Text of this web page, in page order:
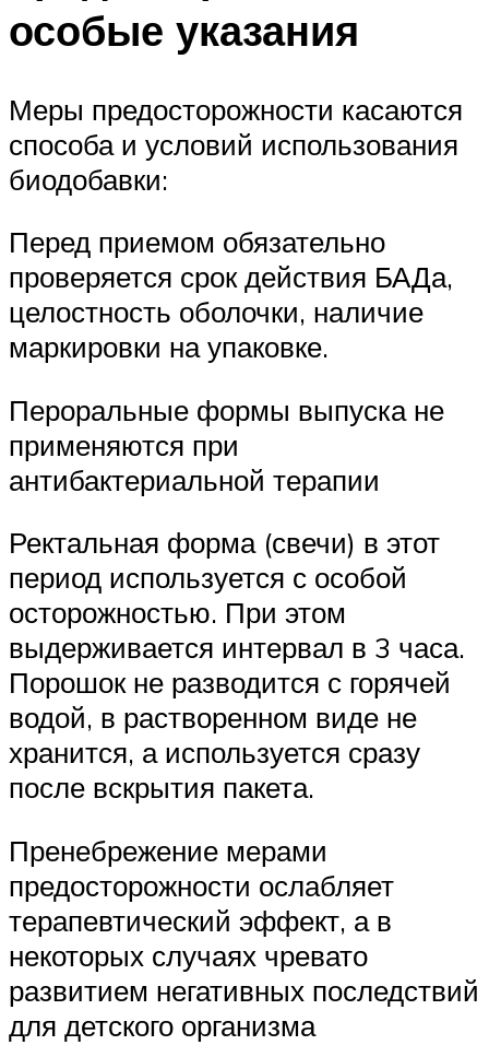
особые указания
Меры предосторожности касаются
способа и условий использования
биодобавки:
Перед приемом обязательно
проверяется срок действия БАДа,
целостность оболочки, наличие
маркировки на упаковке.
Пероральные формы выпуска не
применяются при
антибактериальной терапии
Ректальная форма (свечи) в этот
период используется с особой
осторожностью. При этом
выдерживается интервал в 3 часа.
Порошок не разводится с горячей
водой, в растворенном виде не
хранится, а используется сразу
после вскрытия пакета.
Пренебрежение мерами
предосторожности ослабляет
терапевтический эффект, а в
некоторых случаях чревато
развитием негативных последствий
для детского организма